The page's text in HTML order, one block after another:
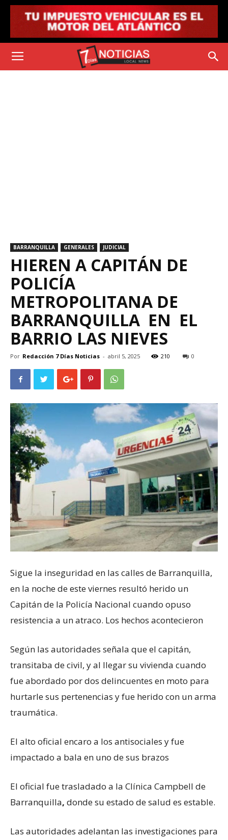
BARRANQUILLA GENERALES JUDICIAL
HIEREN A CAPITÁN DE
POLICÍA
METROPOLITANA DE
BARRANQUILLA EN EL
BARRIO LAS NIEVES
Por Redacción 7 Días Noticias - abril 5, 2025 210 0
Sigue la inseguridad en las calles de Barranquilla,
en la noche de este viernes resultó herido un
Capitán de la Policía Nacional cuando opuso
resistencia a un atraco. Los hechos acontecieron
Según las autoridades señala que el capitán,
transitaba de civil, y al llegar su vivienda cuando
fue abordado por dos delincuentes en moto para
hurtarle sus pertenencias y fue herido con un arma
traumática.
El alto oficial encaro a los antisociales y fue
impactado a bala en uno de sus brazos
El oficial fue trasladado a la Clínica Campbell de
Barranquilla, donde su estado de salud es estable.
Las autoridades adelantan las investigaciones para